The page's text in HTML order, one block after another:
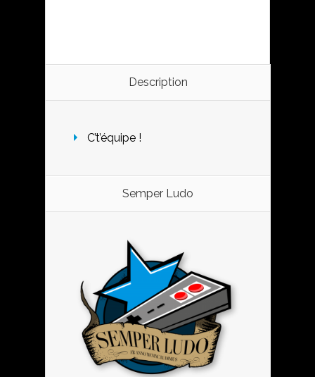
Description
C’t’équipe !
Semper Ludo